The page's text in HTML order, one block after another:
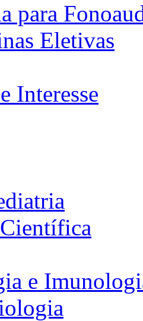
para
Eletivas
Interesse
e